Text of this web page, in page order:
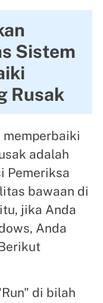
Sistem
Rusak
adalah
Pemeriksa
bawaan di
jika Anda
Anda
di bilah